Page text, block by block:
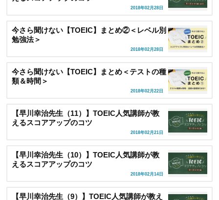
2018年02月28日
今さら聞けない【TOEIC】まとめ②＜レベル別
勉強法＞
2018年02月28日
今さら聞けない【TOEIC】まとめ＜テストの種
類＆時間＞
2018年02月22日
【早川幸治先生（11）】TOEIC人気講師が教
えるスコアアップのコツ
2018年02月21日
【早川幸治先生（10）】TOEIC人気講師が教
えるスコアアップのコツ
2018年02月14日
【早川幸治先生（9）】TOEIC人気講師が教え